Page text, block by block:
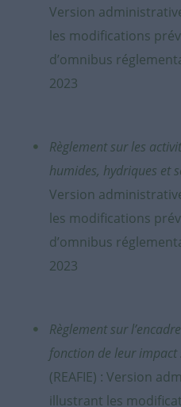
Version
les modifications
d’omnibus
2023
Règlement sur les
humides, hydriques et
Version
les modifications
d’omnibus
2023
Règlement sur
fonction de leur impact
(REAFIE) : Version
illustrant les